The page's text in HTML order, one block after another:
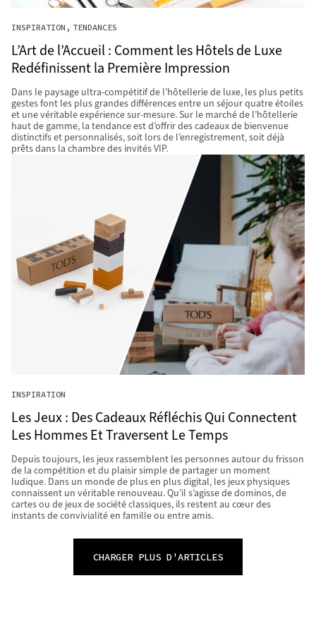
INSPIRATION TENDANCES
L’Art de l’Accueil : Comment les Hôtels de Luxe
Redéfinissent la Première Impression
Dans le paysage ultra-compétitif de l’hôtellerie de luxe, les plus petits
gestes font les plus grandes différences entre un séjour quatre étoiles
et une véritable expérience sur-mesure. Sur le marché de l’hôtellerie
haut de gamme, la tendance est d’offrir des cadeaux de bienvenue
distinctifs et personnalisés, soit lors de l’enregistrement, soit déjà
prêts dans la chambre des invités VIP.
INSPIRATION
Les Jeux : Des Cadeaux Réfléchis Qui Connectent
Les Hommes Et Traversent Le Temps
Depuis toujours, les jeux rassemblent les personnes autour du frisson
de la compétition et du plaisir simple de partager un moment
ludique. Dans un monde de plus en plus digital, les jeux physiques
connaissent un véritable renouveau. Qu’il s’agisse de dominos, de
cartes ou de jeux de société classiques, ils restent au cœur des
instants de convivialité en famille ou entre amis.
CHARGER PLUS D'ARTICLES